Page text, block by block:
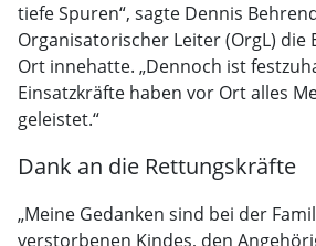
tiefe Spuren“, sagte Dennis
Organisatorischer Leiter (OrgL) die
Ort innehatte. „Dennoch ist
Einsatzkräfte haben vor Ort alles
geleistet.“
Dank an die Rettungskräfte
„Meine Gedanken sind bei der
verstorbenen Kindes, den